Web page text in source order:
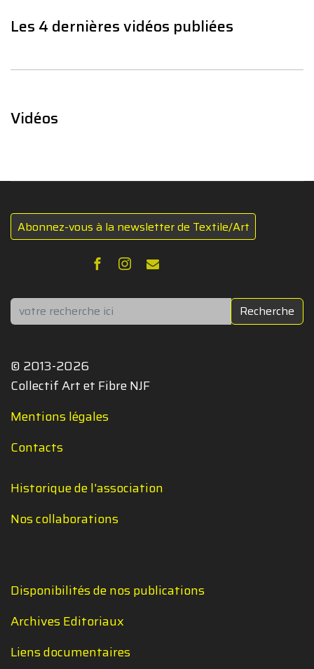
Les 4 dernières vidéos publiées
Vidéos
Abonnez-vous à la newsletter de Textile/Art
Rechercher Recherche
© 2013-2026
Collectif Art et Fibre NJF
Mentions légales
Contacts
Historique de l'association
Nos collaborations
Disponibilités de nos publications
Archives Editoriaux
Liens documentaires